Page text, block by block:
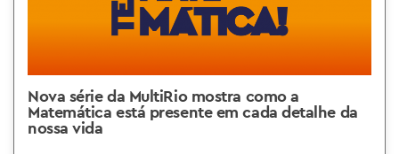
Nova série da MultiRio mostra como a
Matemática está presente em cada detalhe da
nossa vida